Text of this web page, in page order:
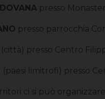
presso
presso parrocchia
(città) presso Centro
(paesi limitrofi) presso
ci si può